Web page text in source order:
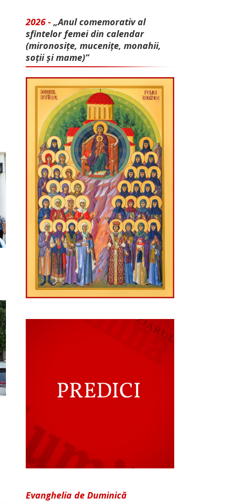
2026 - „Anul comemorativ al
sfintelor femei din calendar
(mironosițe, mu­cenițe, monahii,
soții și mame)”
Evanghelia de Duminică